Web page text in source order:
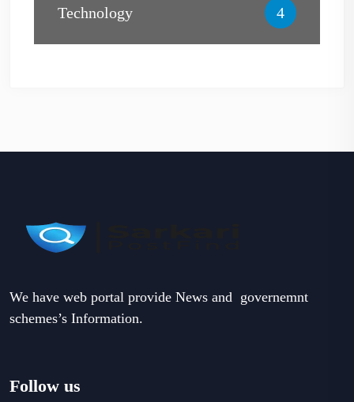
Technology 4
We have web portal provide News and governemnt
schemes’s Information.
Follow us